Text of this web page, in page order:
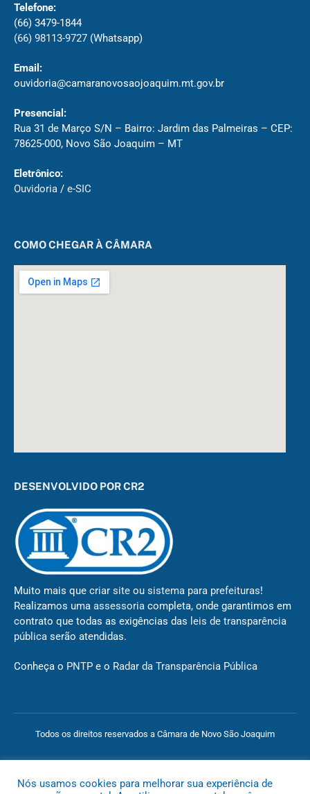
Telefone:
(66) 3479-1844
(66) 98113-9727 (Whatsapp)
Email:
ouvidoria@camaranovosaojoaquim.mt.gov.br
Presencial:
Rua 31 de Março S/N – Bairro: Jardim das Palmeiras – CEP:
78625-000, Novo São Joaquim – MT
Eletrônico:
Ouvidoria / e-SIC
COMO CHEGAR À CÂMARA
DESENVOLVIDO POR CR2
Muito mais que criar site ou sistema para prefeituras!
Realizamos uma assessoria completa, onde garantimos em
contrato que todas as exigências das leis de transparência
pública serão atendidas.
Conheça o PNTP e o Radar da Transparência Pública
Todos os direitos reservados a Câmara de Novo São Joaquim
Nós usamos cookies para melhorar sua experiência de